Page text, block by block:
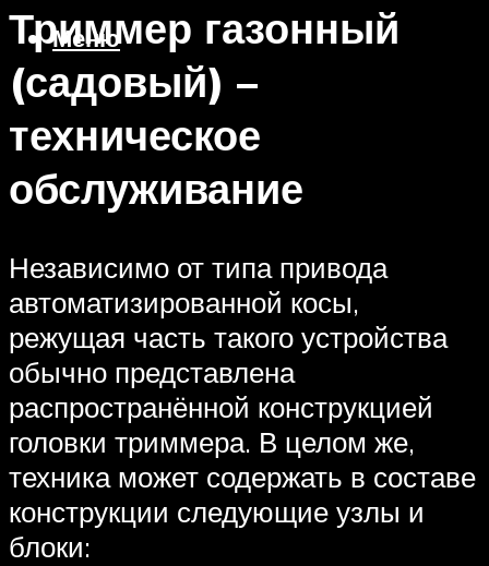
Меню
Триммер газонный
(садовый) –
техническое
обслуживание
Независимо от типа привода
автоматизированной косы,
режущая часть такого устройства
обычно представлена
распространённой конструкцией
головки триммера. В целом же,
техника может содержать в составе
конструкции следующие узлы и
блоки: